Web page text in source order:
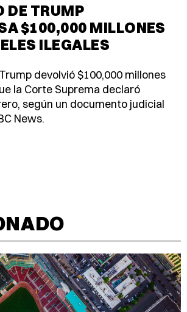
DE TRUMP
$100,000 MILLONES
ILEGALES
devolvió $100,000 millones
la Corte Suprema declaró
según un documento judicial
News.